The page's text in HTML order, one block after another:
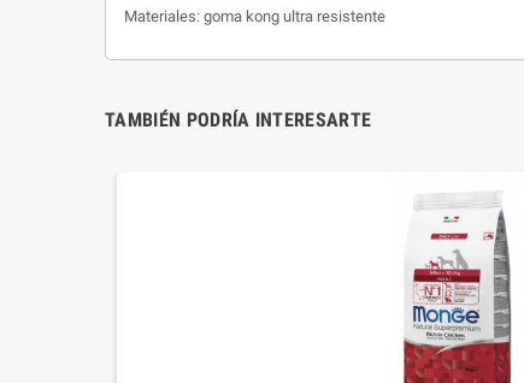
Materiales: goma kong ultra resistente
TAMBIÉN PODRÍA INTERESARTE